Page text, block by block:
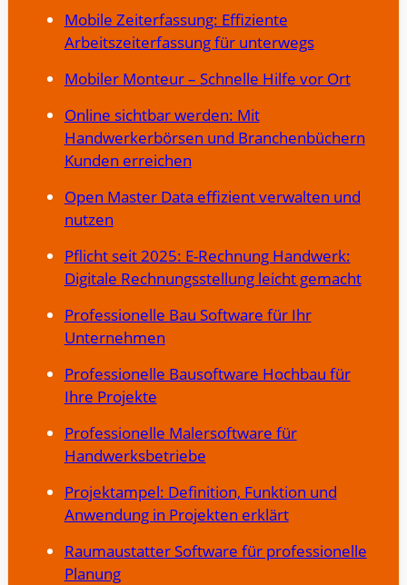
Mobile Zeiterfassung: Effiziente
Arbeitszeiterfassung für unterwegs
Mobiler Monteur – Schnelle Hilfe vor Ort
Online sichtbar werden: Mit
Handwerkerbörsen und Branchenbüchern
Kunden erreichen
Open Master Data effizient verwalten und
nutzen
Pflicht seit 2025: E-Rechnung Handwerk:
Digitale Rechnungsstellung leicht gemacht
Professionelle Bau Software für Ihr
Unternehmen
Professionelle Bausoftware Hochbau für
Ihre Projekte
Professionelle Malersoftware für
Handwerksbetriebe
Projektampel: Definition, Funktion und
Anwendung in Projekten erklärt
Raumaustatter Software für professionelle
Planung